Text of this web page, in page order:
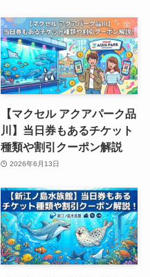
【マクセル アクアパーク品
川】当日券もあるチケット
種類や割引クーポン解説
2026年6月13日